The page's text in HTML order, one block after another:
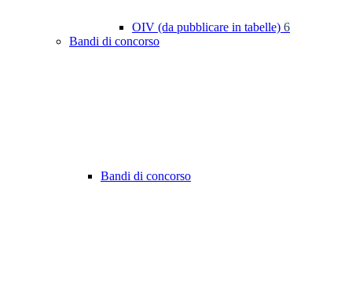
OIV (da pubblicare in tabelle) 6
Bandi di concorso
Bandi di concorso